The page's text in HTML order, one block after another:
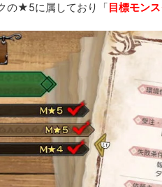
の★5に属しており「目標モン